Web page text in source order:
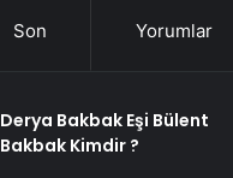
Son Yorumlar
Derya Bakbak Eşi Bülent
Bakbak Kimdir ?